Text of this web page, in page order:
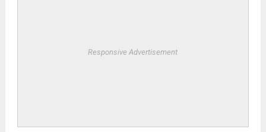
Responsive Advertisement